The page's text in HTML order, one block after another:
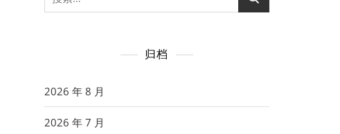
索：
归档
2026 年 8 月
2026 年 7 月